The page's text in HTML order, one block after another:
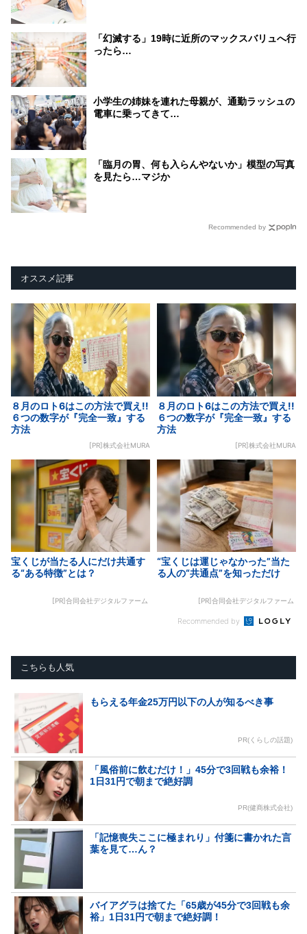
「幻滅する」19時に近所のマックスバリュへ行
ったら…
小学生の姉妹を連れた母親が、通勤ラッシュの
電車に乗ってきて…
「臨月の胃、何も入らんやないか」模型の写真
を見たら…マジか
Recommended by
オススメ記事
８月のロト6はこの方法で買え!!
６つの数字が『完全一致』する
方法
[PR]株式会社MURA
８月のロト6はこの方法で買え!!
６つの数字が『完全一致』する
方法
[PR]株式会社MURA
宝くじが当たる人にだけ共通す
る“ある特徴”とは？
[PR]合同会社デジタルファーム
“宝くじは運じゃなかった”当た
る人の“共通点”を知っただけ
[PR]合同会社デジタルファーム
Recommended by
こちらも人気
もらえる年金25万円以下の人が知るべき事
PR(くらしの話題)
「風俗前に飲むだけ！」45分で3回戦も余裕！
1日31円で朝まで絶好調
PR(健商株式会社)
「記憶喪失ここに極まれり」付箋に書かれた言
葉を見て…ん？
バイアグラは捨てた「65歳が45分で3回戦も余
裕」1日31円で朝まで絶好調！